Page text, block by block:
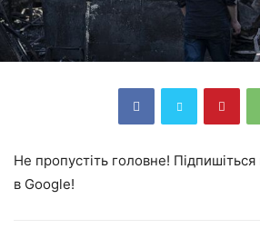
Не пропустіть головне!
в Google!